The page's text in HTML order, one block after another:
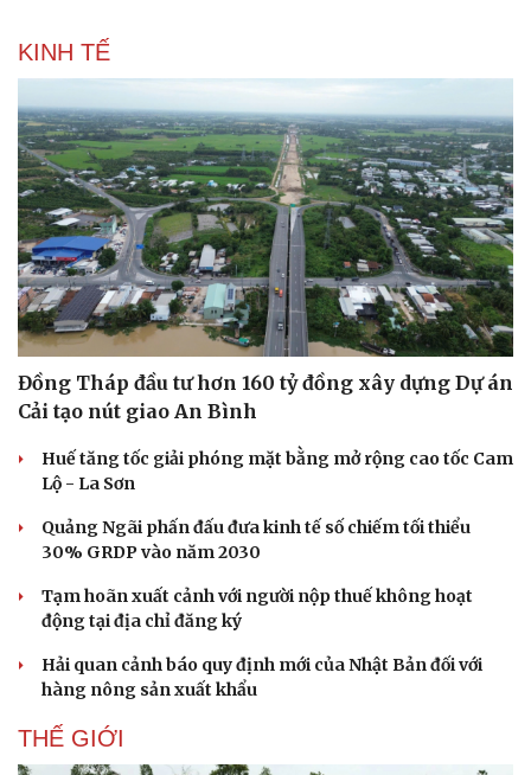
KINH TẾ
Đồng Tháp đầu tư hơn 160 tỷ đồng xây dựng Dự án
Cải tạo nút giao An Bình
Huế tăng tốc giải phóng mặt bằng mở rộng cao tốc Cam
Lộ - La Sơn
Quảng Ngãi phấn đấu đưa kinh tế số chiếm tối thiểu
30% GRDP vào năm 2030
Tạm hoãn xuất cảnh với người nộp thuế không hoạt
động tại địa chỉ đăng ký
Hải quan cảnh báo quy định mới của Nhật Bản đối với
hàng nông sản xuất khẩu
THẾ GIỚI